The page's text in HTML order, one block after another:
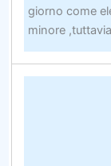
giorno come
minore